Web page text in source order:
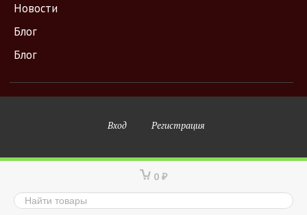
Новости
Блог
Блог
Вход Регистрация
0 ₽